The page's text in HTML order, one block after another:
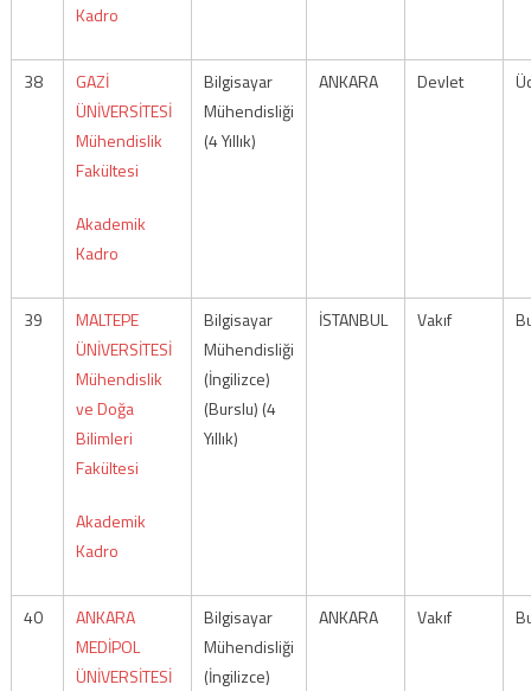
Kadro
38
GAZİ
ÜNİVERSİTESİ
Mühendislik
Fakültesi
Akademik
Kadro
Bilgisayar
Mühendisliği
(4 Yıllık)
ANKARA Devlet
39
MALTEPE
ÜNİVERSİTESİ
Mühendislik
ve Doğa
Bilimleri
Fakültesi
Akademik
Kadro
Bilgisayar
Mühendisliği
(İngilizce)
(Burslu) (4
Yıllık)
İSTANBUL Vakıf
40
ANKARA
MEDİPOL
ÜNİVERSİTESİ
Bilgisayar
Mühendisliği
(İngilizce)
ANKARA Vakıf